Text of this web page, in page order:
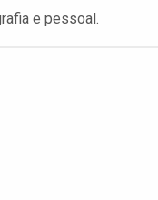
e pessoal.